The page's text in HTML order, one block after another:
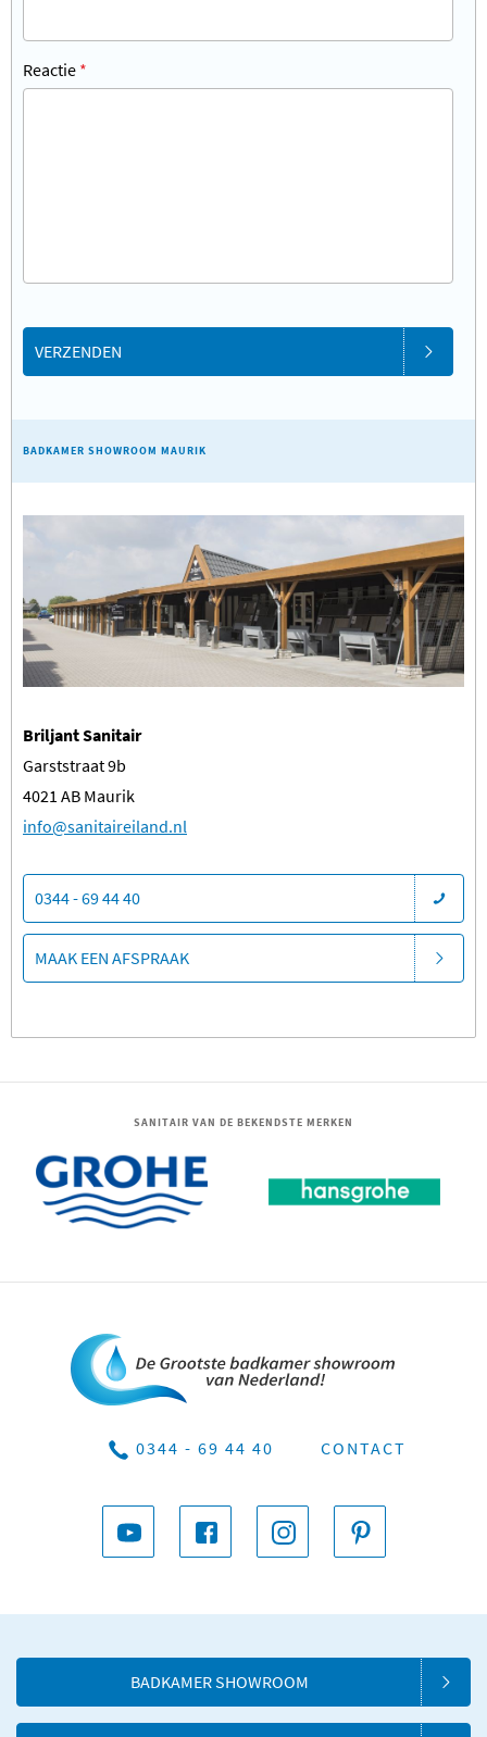
Reactie *
VERZENDEN
BADKAMER SHOWROOM MAURIK
Briljant Sanitair
Garststraat 9b
4021 AB Maurik
​info@sanitaireiland.nl
0344 - 69 44 40
MAAK EEN AFSPRAAK
SANITAIR VAN DE BEKENDSTE MERKEN
0344 - 69 44 40 CONTACT
BADKAMER SHOWROOM